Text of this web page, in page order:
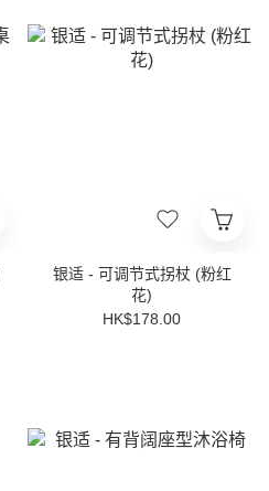
银适 - 可调节式拐杖 (粉红
花)
HK$178.00